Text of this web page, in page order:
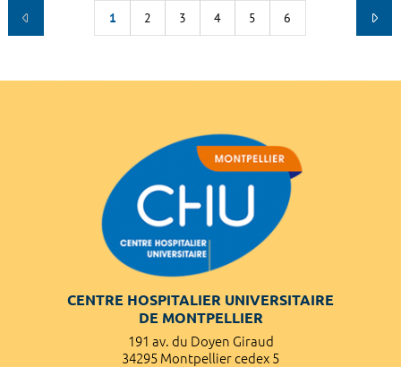
1 2 3 4 5 6
CENTRE HOSPITALIER UNIVERSITAIRE
DE MONTPELLIER
191 av. du Doyen Giraud
34295 Montpellier cedex 5